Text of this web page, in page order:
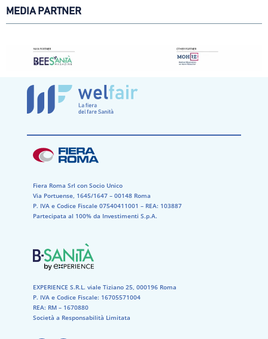
MEDIA PARTNER
Fiera Roma Srl con Socio Unico
Via Portuense, 1645/1647 – 00148 Roma
P. IVA e Codice Fiscale 07540411001​ – REA: 103887​
Partecipata al 100% da Investimenti S.p.A.
EXPERIENCE S.R.L. viale Tiziano 25, 000196 Roma
P. IVA e Codice Fiscale: 16705571004
REA: RM – 1670880
Società a Responsabilità Limitata